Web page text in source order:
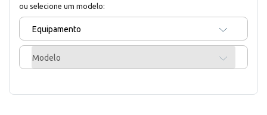
ou selecione um modelo:
Equipamento
Modelo